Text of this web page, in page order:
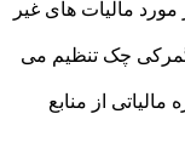
مالیات های غیر
چک تنظیم می
از منابع